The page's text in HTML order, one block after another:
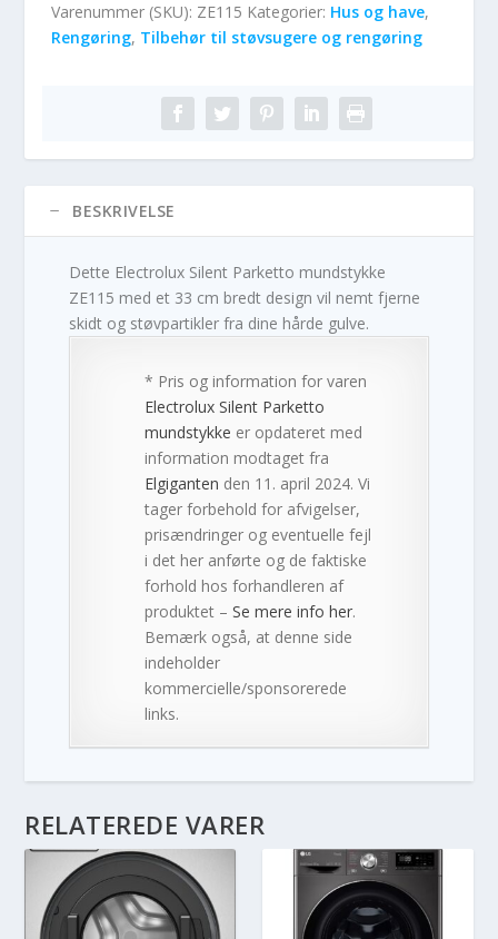
Varenummer (SKU): ZE115 Kategorier: Hus og have,
Rengøring, Tilbehør til støvsugere og rengøring
BESKRIVELSE
Dette Electrolux Silent Parketto mundstykke
ZE115 med et 33 cm bredt design vil nemt fjerne
skidt og støvpartikler fra dine hårde gulve.
* Pris og information for varen
Electrolux Silent Parketto
mundstykke er opdateret med
information modtaget fra
Elgiganten den 11. april 2024. Vi
tager forbehold for afvigelser,
prisændringer og eventuelle fejl
i det her anførte og de faktiske
forhold hos forhandleren af
produktet –Se mere info her.
Bemærk også, at denne side
indeholder
kommercielle/sponsorerede
links.
RELATEREDE VARER